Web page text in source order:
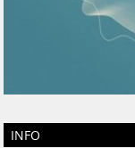
INFO